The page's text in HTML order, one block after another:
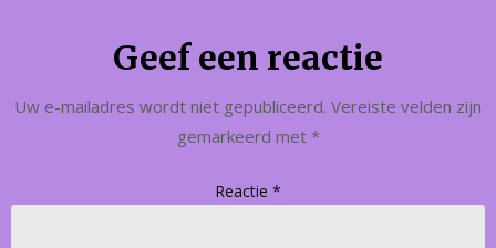
Geef een reactie
Uw e-mailadres wordt niet gepubliceerd. Vereiste velden zijn
gemarkeerd met *
Reactie *